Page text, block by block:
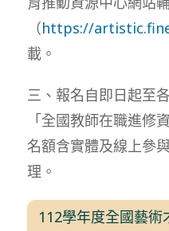
（https://
載。
三、報名自即日起至
「全國教師在職進修
名額含實體及線上參
理。
112學年度全國藝